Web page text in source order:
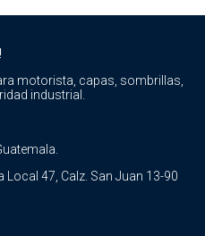
motorista, capas, sombrillas,
industrial.
Local 47, Calz. San Juan 13-90